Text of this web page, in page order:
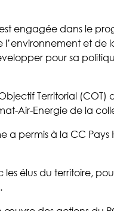
engagée dans le
et de
pour sa
Territorial (COT)
Air-Energie de la
a permis à la CC Pays
élus du territoire,